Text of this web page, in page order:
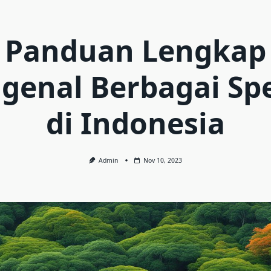
Panduan Lengkap
Berbagai
di Indonesia
Admin Nov 10, 2023